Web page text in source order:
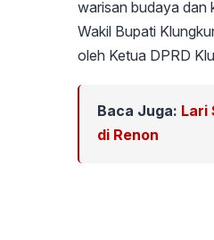
warisan budaya dan
Wakil Bupati
oleh Ketua DPRD
Baca Juga: Lari
di Renon